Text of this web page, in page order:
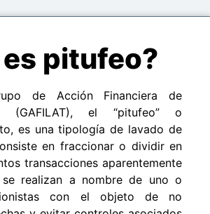
pitufeo?
de Acción Financiera de
(GAFILAT), el “pitufeo” o
es una tipología de lavado de
en fraccionar o dividir en
transacciones aparentemente
se realizan a nombre de uno o
con el objeto de no